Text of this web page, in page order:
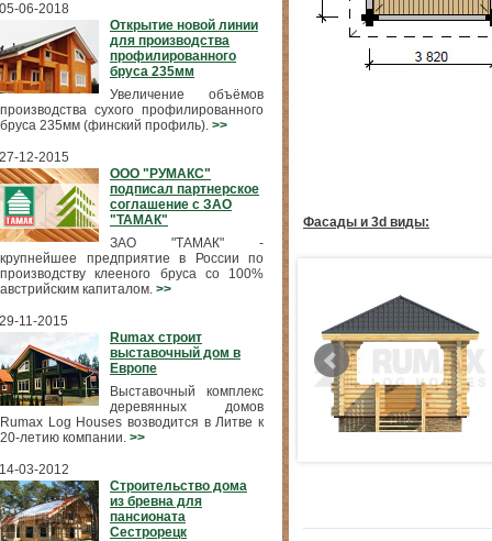
05-06-2018
Открытие новой линии
для производства
профилированного
бруса 235мм
Увеличение объёмов
производства сухого профилированного
бруса 235мм (финский профиль). >>
27-12-2015
ООО "РУМАКС"
подписал партнерское
соглашение с ЗАО
"ТАМАК"
ЗАО "ТАМАК" -
крупнейшее предприятие в России по
производству клееного бруса со 100%
австрийским капиталом. >>
29-11-2015
Rumax строит
выставочный дом в
Европе
Выставочный комплекс
деревянных домов
Rumax Log Houses возводится в Литве к
20-летию компании. >>
14-03-2012
Строительство дома
из бревна для
пансионата
Сестрорецк
Фасады и 3d виды: